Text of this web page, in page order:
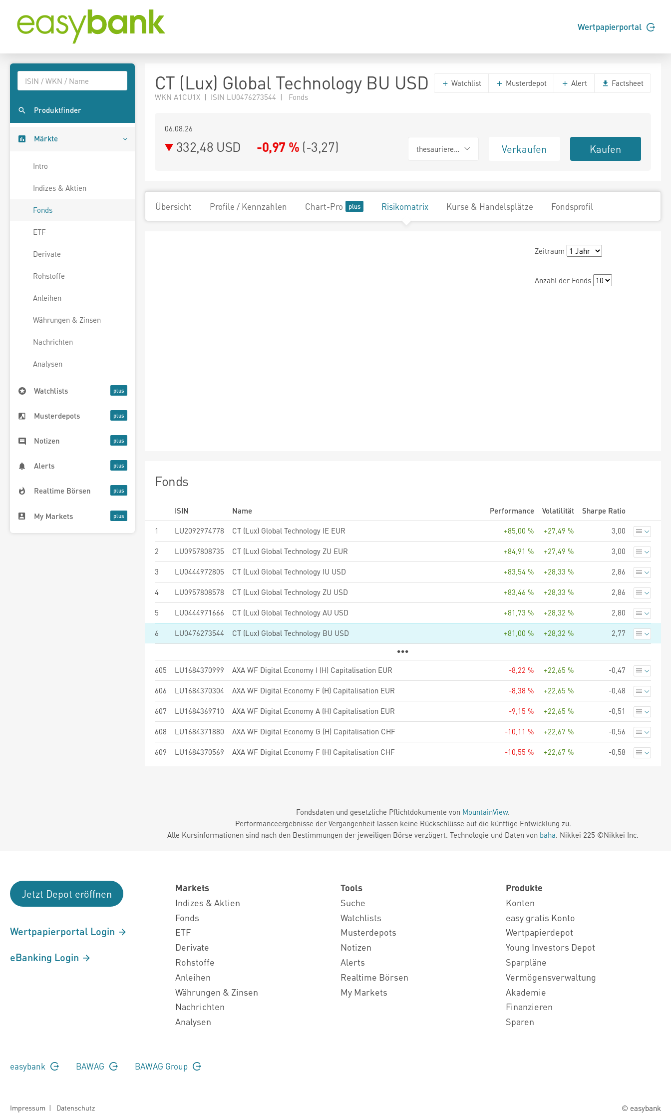
Wertpapierportal
Produktfinder
Märkte
Intro
Indizes & Aktien
Fonds
ETF
Derivate
Rohstoffe
Anleihen
Währungen & Zinsen
Nachrichten
Analysen
Watchlists
Musterdepots
Notizen
Alerts
Realtime Börsen
My Markets
CT (Lux) Global Technology BU USD
WKN A1CU1X | ISIN LU0476273544 | Fonds
Watchlist Musterdepot Alert Factsheet
06.08.26
332,48 USD -0,97 % (-3,27) thesaurierend Verkaufen Kaufen
Übersicht Profile / Kennzahlen Chart-Pro Risikomatrix Kurse & Handelsplätze Fondsprofil
Zeitraum
Anzahl der Fonds
Fonds
ISIN Name Performance Volatilität
Sharpe Ratio
1
LU2092974778 CT (Lux) Global Technology IE EUR +85,00 % +27,49 % 3,00
2 LU0957808735 CT (Lux) Global Technology ZU EUR +84,91 % +27,49 % 3,00
3 LU0444972805 CT (Lux) Global Technology IU USD +83,54 % +28,33 % 2,86
4 LU0957808578 CT (Lux) Global Technology ZU USD +83,46 % +28,33 % 2,86
5 LU0444971666 CT (Lux) Global Technology AU USD +81,73 % +28,32 % 2,80
6 LU0476273544 CT (Lux) Global Technology BU USD +81,00 % +28,32 % 2,77
605 LU1684370999 AXA WF Digital Economy I (H) Capitalisation EUR -8,22 % +22,65 % -0,47
606 LU1684370304 AXA WF Digital Economy F (H) Capitalisation EUR -8,38 % +22,65 % -0,48
607 LU1684369710 AXA WF Digital Economy A (H) Capitalisation EUR -9,15 % +22,65 % -0,51
608 LU1684371880 AXA WF Digital Economy G (H) Capitalisation CHF -10,11 % +22,67 % -0,56
609 LU1684370569 AXA WF Digital Economy F (H) Capitalisation CHF -10,55 % +22,67 % -0,58
Fondsdaten und gesetzliche Pflichtdokumente von MountainView.
Performanceergebnisse der Vergangenheit lassen keine Rückschlüsse auf die künftige Entwicklung zu.
Alle Kursinformationen sind nach den Bestimmungen der jeweiligen Börse verzögert. Technologie und Daten von baha. Nikkei 225 ©Nikkei Inc.
Jetzt Depot eröffnen
Wertpapierportal Login
eBanking Login
Markets
Indizes & Aktien
Fonds
ETF
Derivate
Rohstoffe
Anleihen
Währungen & Zinsen
Nachrichten
Analysen
Tools
Suche
Watchlists
Musterdepots
Notizen
Alerts
Realtime Börsen
My Markets
Produkte
Konten
easy gratis Konto
Wertpapierdepot
Young Investors Depot
Sparpläne
Vermögensverwaltung
Akademie
Finanzieren
Sparen
easybank BAWAG BAWAG Group
Impressum | Datenschutz © easybank